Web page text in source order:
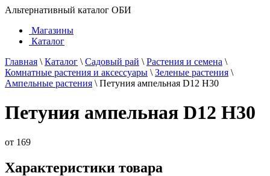
Альтернативный каталог ОБИ
Магазины
Каталог
Главная \ Каталог \ Садовый рай \ Растения и семена \
Комнатные растения и аксессуары \ Зеленые растения \
Ампельные растения \ Петуния ампельная D12 H30
Петуния ампельная D12 H30
от 169
Характеристики товара